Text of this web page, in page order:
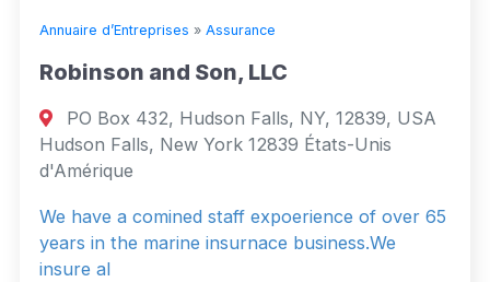
Annuaire d’Entreprises » Assurance
Robinson and Son, LLC
PO Box 432, Hudson Falls, NY, 12839, USA
Hudson Falls, New York 12839 États-Unis
d'Amérique
We have a comined staff expoerience of over 65
years in the marine insurnace business.We
insure al